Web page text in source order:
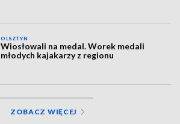
OLSZTYN
Wiosłowali na medal. Worek medali
młodych kajakarzy z regionu
ZOBACZ WIĘCEJ